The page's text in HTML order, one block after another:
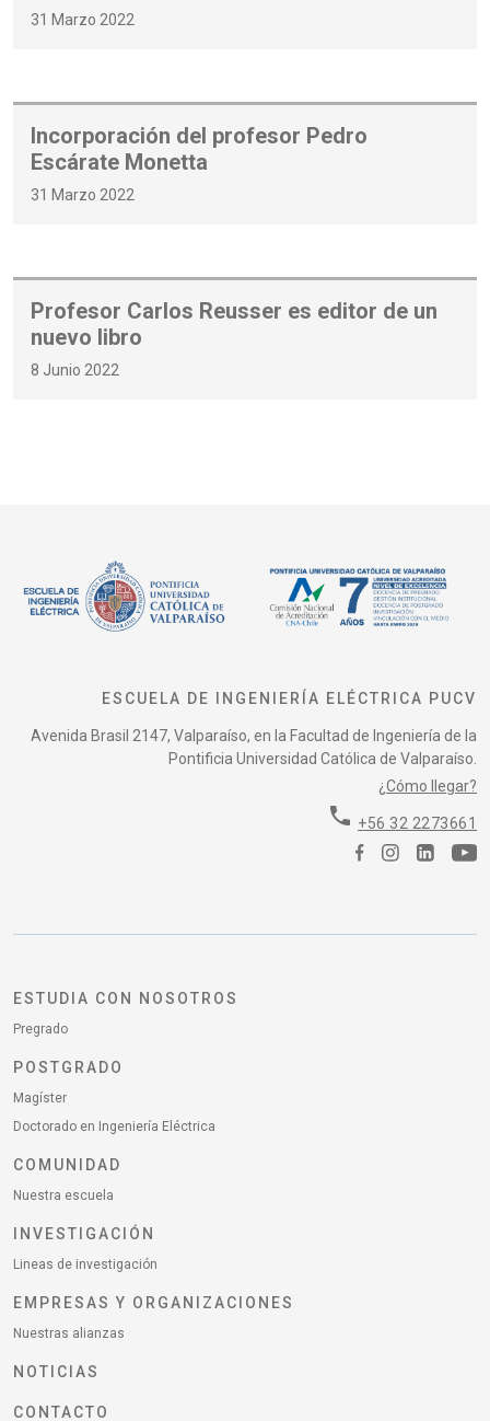
31 Marzo 2022
Incorporación del profesor Pedro
Escárate Monetta
31 Marzo 2022
Profesor Carlos Reusser es editor de un
nuevo libro
8 Junio 2022
ESCUELA DE INGENIERÍA ELÉCTRICA PUCV
Avenida Brasil 2147, Valparaíso, en la Facultad de Ingeniería de la
Pontificia Universidad Católica de Valparaíso.
¿Cómo llegar?
phone +56 32 2273661
ESTUDIA CON NOSOTROS
Pregrado
POSTGRADO
Magíster
Doctorado en Ingeniería Eléctrica
COMUNIDAD
Nuestra escuela
INVESTIGACIÓN
Lineas de investigación
EMPRESAS Y ORGANIZACIONES
Nuestras alianzas
NOTICIAS
CONTACTO